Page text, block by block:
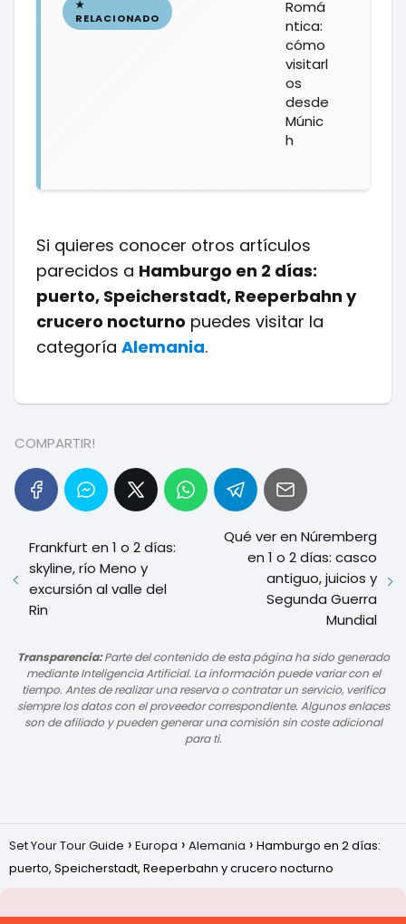
Romá
ntica:
cómo
visitarl
os
desde
Múnic
h
Si quieres conocer otros artículos
parecidos a Hamburgo en 2 días:
puerto, Speicherstadt, Reeperbahn y
crucero nocturno puedes visitar la
categoría Alemania.
COMPARTIR!
Frankfurt en 1 o 2 días:
skyline, río Meno y
excursión al valle del
Rin
Qué ver en Núremberg
en 1 o 2 días: casco
antiguo, juicios y
Segunda Guerra
Mundial
Transparencia:Parte del contenido de esta página ha sido generado
mediante Inteligencia Artificial. La información puede variar con el
tiempo. Antes de realizar una reserva o contratar un servicio, verifica
siempre los datos con el proveedor correspondiente. Algunos enlaces
son de afiliado y pueden generar una comisión sin coste adicional
para ti.
Set Your Tour Guide Europa Alemania
Hamburgo en 2 días:
puerto, Speicherstadt, Reeperbahn y crucero nocturno